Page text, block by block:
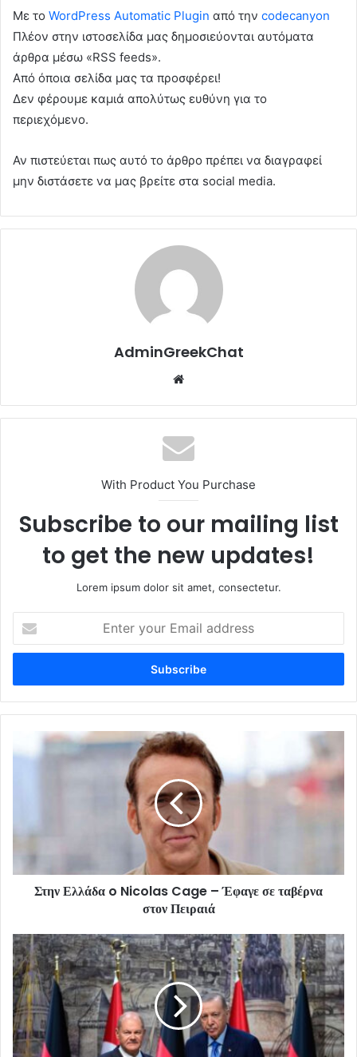
Με το WordPress Automatic Plugin από την codecanyon
Πλέον στην ιστοσελίδα μας δημοσιεύονται αυτόματα
άρθρα μέσω «RSS feeds».
Από όποια σελίδα μας τα προσφέρει!
Δεν φέρουμε καμιά απολύτως ευθύνη για το
περιεχόμενο.
Αν πιστεύεται πως αυτό το άρθρο πρέπει να διαγραφεί
μην διστάσετε να μας βρείτε στα social media.
AdminGreekChat
With Product You Purchase
Subscribe to our mailing list
to get the new updates!
Lorem ipsum dolor sit amet, consectetur.
your
Email
Στην Ελλάδα o Nicolas Cage – Έφαγε σε ταβέρνα
στον Πειραιά